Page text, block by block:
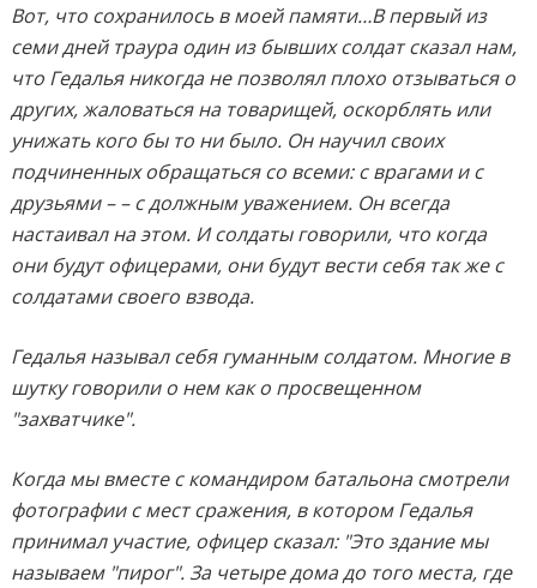
Вот, что сохранилось в моей памяти…В первый из
семи дней траура один из бывших солдат сказал нам,
что Гедалья никогда не позволял плохо отзываться о
других, жаловаться на товарищей, оскорблять или
унижать кого бы то ни было. Он научил своих
подчиненных обращаться со всеми: с врагами и с
друзьями – – с должным уважением. Он всегда
настаивал на этом. И солдаты говорили, что когда
они будут офицерами, они будут вести себя так же с
солдатами своего взвода.
Гедалья называл себя гуманным солдатом. Многие в
шутку говорили о нем как о просвещенном
"захватчике".
Когда мы вместе с командиром батальона смотрели
фотографии с мест сражения, в котором Гедалья
принимал участие, офицер сказал: "Это здание мы
называем "пирог". За четыре дома до того места, где